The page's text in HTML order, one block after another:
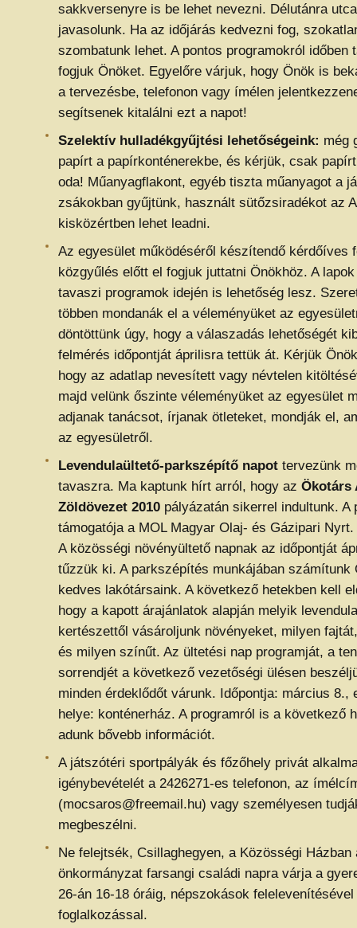
sakkversenyre is be lehet nevezni. Délutánra
javasolunk. Ha az időjárás kedvezni fog,
szombatunk lehet. A pontos programokról időben
fogjuk Önöket. Egyelőre várjuk, hogy Önök is
a tervezésbe, telefonon vagy ímélen
segítsenek kitalálni ezt a napot!
Szelektív hulladékgyűjtési lehetőségeink: még
papírt a papírkonténerekbe, és kérjük, csak
oda! Műanyagflakont, egyéb tiszta műanyagot a
zsákokban gyűjtünk, használt sütőzsiradékot az
kisközértben lehet leadni.
Az egyesület működéséről készítendő kérdőíves
közgyűlés előtt el fogjuk juttatni Önökhöz. A
tavaszi programok idején is lehetőség lesz.
többen mondanák el a véleményüket az
döntöttünk úgy, hogy a válaszadás lehetőségét
felmérés időpontját áprilisra tettük át. Kérjük
hogy az adatlap nevesített vagy névtelen
majd velünk őszinte véleményüket az egyesület
adjanak tanácsot, írjanak ötleteket, mondják el,
az egyesületről.
Levendulaültető-parkszépítő napot tervezünk
tavaszra. Ma kaptunk hírt arról, hogy az Ökotárs
Zöldövezet 2010 pályázatán sikerrel indultunk. A
támogatója a MOL Magyar Olaj- és Gázipari Nyrt.
A közösségi növényültető napnak az időpontját
tűzzük ki. A parkszépítés munkájában számítunk
kedves lakótársaink. A következő hetekben kell
hogy a kapott árajánlatok alapján melyik
kertészettől vásároljunk növényeket, milyen
és milyen színűt. Az ültetési nap programját, a
sorrendjét a következő vezetőségi ülésen
minden érdeklődőt várunk. Időpontja: március 8.,
helye: konténerház. A programról is a következő
adunk bővebb információt.
A játszótéri sportpályák és főzőhely privát
igénybevételét a 2426271-es telefonon, az
(mocsaros@freemail.hu) vagy személyesen
megbeszélni.
Ne felejtsék, Csillaghegyen, a Közösségi Házban
önkormányzat farsangi családi napra várja a
26-án 16-18 óráig, népszokások
foglalkozással.